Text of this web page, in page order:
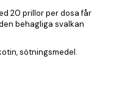
20 prillor per dosa får
behagliga svalkan
sötningsmedel.